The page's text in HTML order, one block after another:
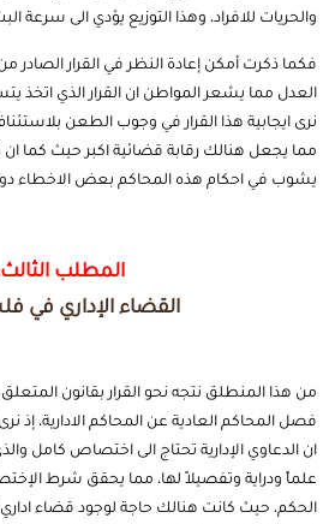
والحريات للافراد، وهذا التوزيع يؤدي الى سرعة
فكما ذكرت أمكن إعادة النظر في القرار الصادر
العدل مما يشعر المواطن ان القرار الذي اتخذ
نرى ايجابية هذا القرار في وجوب الطعن
مما يجعل هنالك رقابة قضائية اكبر حيث كما
يشوب في احكام هذه المحاكم بعض الاخطاء
المطلب
القضاء الإداري في
من هذا المنطلق نتجه نحو القرار بقانون المتعلق
فصل المحاكم العادية عن المحاكم الادارية، إذ
ان الدعاوي الإدارية تحتاج الى اختصاص كامل
علماً ودراية وتفصيلاً لها، مما يحقق شرط
الحكم، حيث كانت هنالك حاجة لوجود قضاء